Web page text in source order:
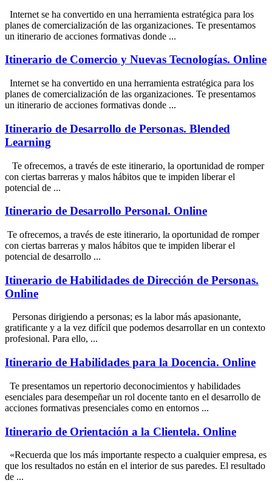
Internet se ha convertido en una herramienta estratégica para los
planes de comercialización de las organizaciones. Te presentamos
un itinerario de acciones formativas donde ...
Itinerario de Comercio y Nuevas Tecnologías. Online
Internet se ha convertido en una herramienta estratégica para los
planes de comercialización de las organizaciones. Te presentamos
un itinerario de acciones formativas donde ...
Itinerario de Desarrollo de Personas. Blended
Learning
Te ofrecemos, a través de este itinerario, la oportunidad de romper
con ciertas barreras y malos hábitos que te impiden liberar el
potencial de ...
Itinerario de Desarrollo Personal. Online
Te ofrecemos, a través de este itinerario, la oportunidad de romper
con ciertas barreras y malos hábitos que te impiden liberar el
potencial de desarrollo ...
Itinerario de Habilidades de Dirección de Personas.
Online
Personas dirigiendo a personas; es la labor más apasionante,
gratificante y a la vez difícil que podemos desarrollar en un contexto
profesional. Para ello, ...
Itinerario de Habilidades para la Docencia. Online
Te presentamos un repertorio deconocimientos y habilidades
esenciales para desempeñar un rol docente tanto en el desarrollo de
acciones formativas presenciales como en entornos ...
Itinerario de Orientación a la Clientela. Online
«Recuerda que los más importante respecto a cualquier empresa, es
que los resultados no están en el interior de sus paredes. El resultado
de ...